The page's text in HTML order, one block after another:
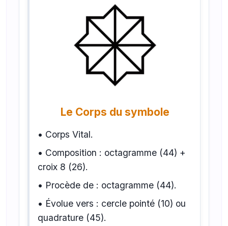
Le Corps du symbole
• Corps Vital.
• Composition : octagramme (44) +
croix 8 (26).
• Procède de : octagramme (44).
• Évolue vers : cercle pointé (10) ou
quadrature (45).